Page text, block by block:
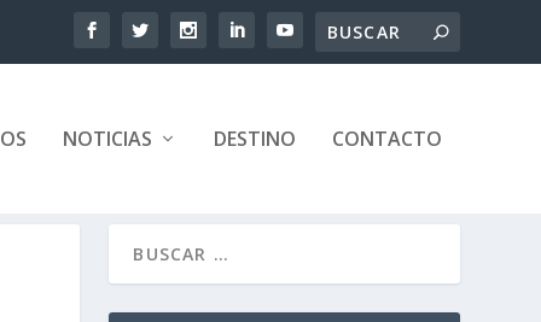
NOTICIAS DESTINO CONTACTO